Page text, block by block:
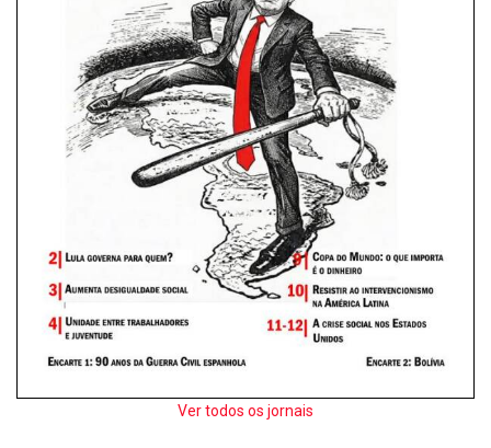
Ver todos os jornais